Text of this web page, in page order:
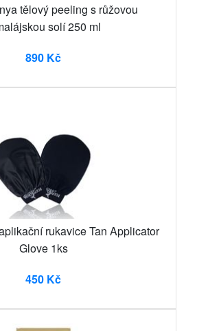
tělový peeling s růžovou
solí 250 ml
890 Kč
rukavice Tan Applicator
Glove 1ks
450 Kč